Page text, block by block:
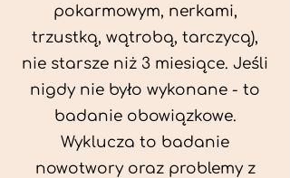
pokarmowym, nerkami,
trzustką, wątrobą, tarczycą),
nie starsze niż 3 miesiące. Jeśli
nigdy nie było wykonane - to
badanie obowiązkowe.
Wyklucza to badanie
nowotwory oraz problemy z